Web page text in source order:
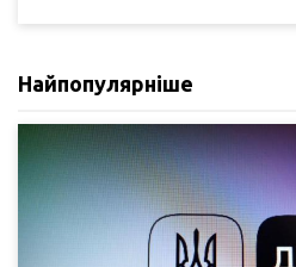
Найпопулярніше